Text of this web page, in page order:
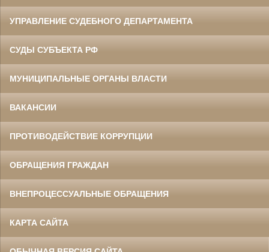
УПРАВЛЕНИЕ СУДЕБНОГО ДЕПАРТАМЕНТА
СУДЫ СУБЪЕКТА РФ
МУНИЦИПАЛЬНЫЕ ОРГАНЫ ВЛАСТИ
ВАКАНСИИ
ПРОТИВОДЕЙСТВИЕ КОРРУПЦИИ
ОБРАЩЕНИЯ ГРАЖДАН
ВНЕПРОЦЕССУАЛЬНЫЕ ОБРАЩЕНИЯ
КАРТА САЙТА